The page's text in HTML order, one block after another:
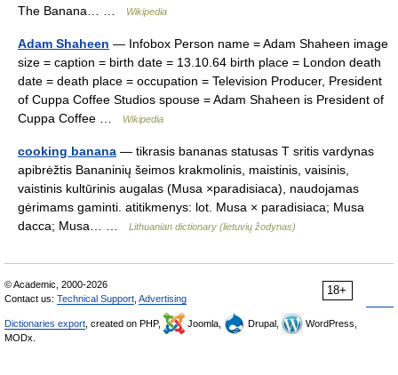
The Banana… …
Wikipedia
Adam Shaheen — Infobox Person name = Adam Shaheen image
size = caption = birth date = 13.10.64 birth place = London death
date = death place = occupation = Television Producer, President
of Cuppa Coffee Studios spouse = Adam Shaheen is President of
Cuppa Coffee …
Wikipedia
cooking banana — tikrasis bananas statusas T sritis vardynas
apibrėžtis Bananinių šeimos krakmolinis, maistinis, vaisinis,
vaistinis kultūrinis augalas (Musa ×paradisiaca), naudojamas
gėrimams gaminti. atitikmenys: lot. Musa × paradisiaca; Musa
dacca; Musa… …
Lithuanian dictionary (lietuvių žodynas)
18+
© Academic, 2000-2026
Contact us: Technical Support Advertising
Dictionaries export , created on PHP, Joomla, Drupal,
WordPress,
MODx.